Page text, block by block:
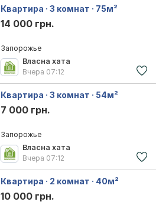
Квартира · 3 комнат · 75м²
14 000 грн.
Запорожье
Власна хата
Вчера 07:12
Квартира · 3 комнат · 54м²
7 000 грн.
Запорожье
Власна хата
Вчера 07:12
Квартира · 2 комнат · 40м²
10 000 грн.